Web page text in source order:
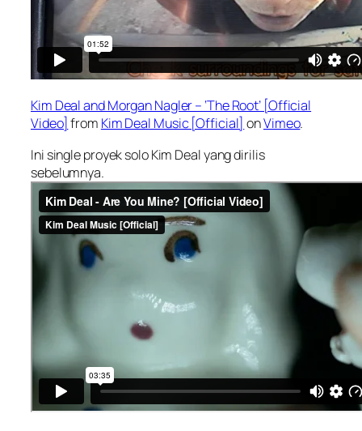
Kim Deal and Morgan Nagler – ‘The Root’ [Official
Video] from Kim Deal Music [Official] onVimeo.
Ini single proyek solo Kim Deal yang dirilis
sebelumnya.